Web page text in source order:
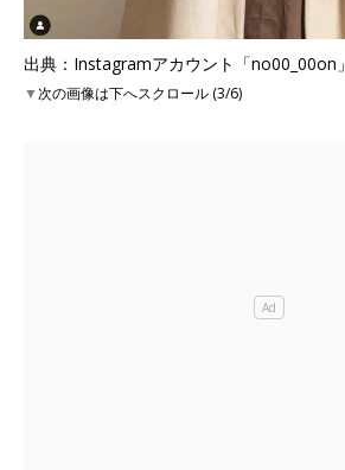
出典：Instagramアカウント「no00_00on」
▼次の画像は下へスクロール (3/6)